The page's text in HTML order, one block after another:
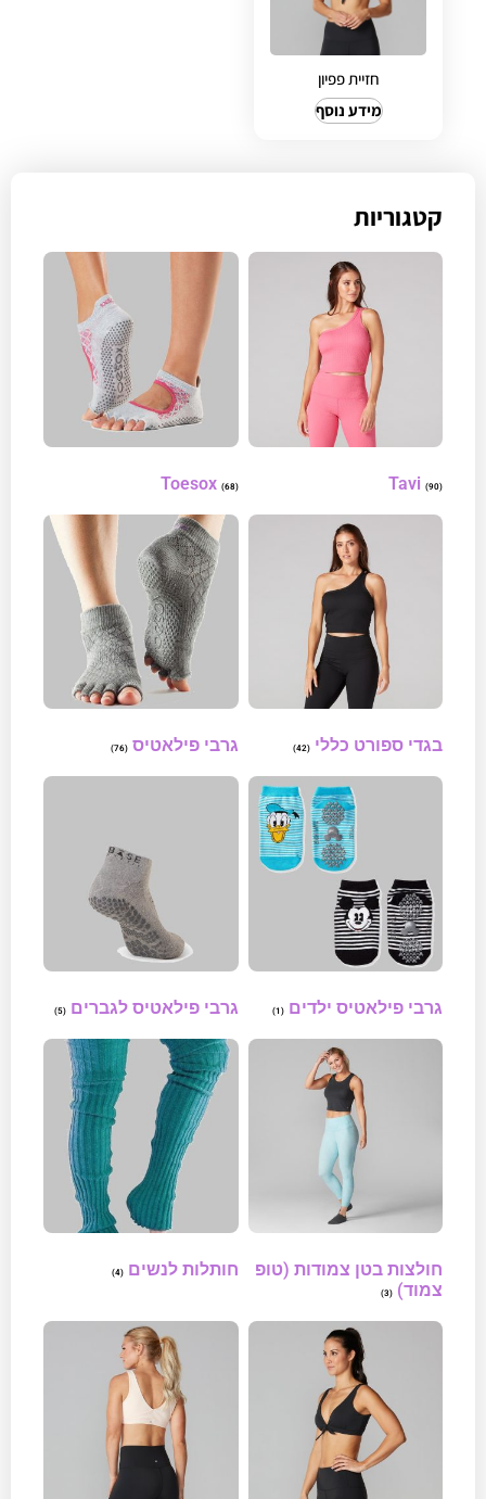
קטגוריות
Tavi (90)
Toesox (68)
בגדי ספורט כללי (42) גרבי פילאטיס(76)
גרבי פילאטיס ילדים (1) גרבי פילאטיס לגברים(5)
חולצות בטן צמודות (טופ
צמוד) (3)
חותלות לנשים(4)
חזיית פפיון
מידע נוסף